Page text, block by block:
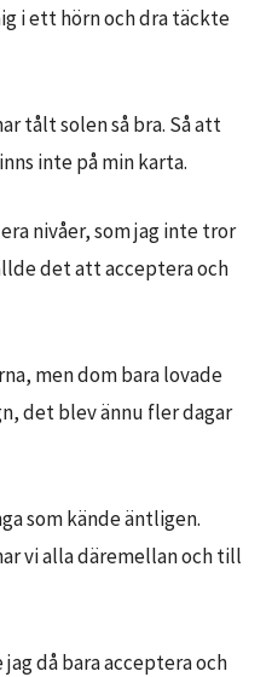
i ett hörn och dra täckte
tålt solen så bra. Så att
inte på min karta.
nivåer, som jag inte tror
det att acceptera och
men dom bara lovade
det blev ännu fler dagar
som kände äntligen.
vi alla däremellan och till
då bara acceptera och